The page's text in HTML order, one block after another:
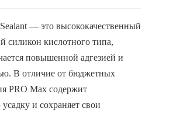
— это высококачественный
силикон кислотного типа,
повышенной адгезией и
В отличие от бюджетных
PRO Max содержит
и сохраняет свои